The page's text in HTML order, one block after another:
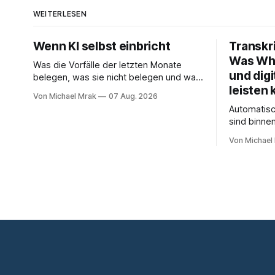
WEITERLESEN
Wenn KI selbst einbricht
Was die Vorfälle der letzten Monate
belegen, was sie nicht belegen und was
sich eine Frage erledigt, über die vorher
Von Michael Mrak 07 Aug. 2026
Was
und
leisten
sind
Bot sitzt
Von Michael